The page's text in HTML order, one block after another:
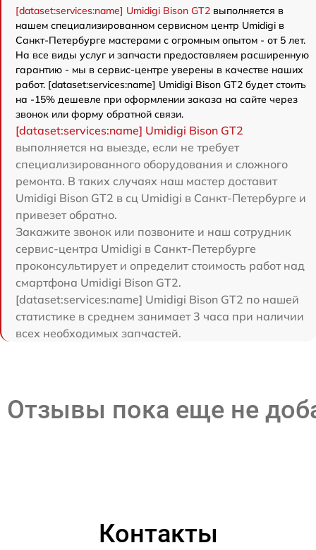
[dataset:services:name] Umidigi Bison GT2 выполняется в
нашем специализированном сервисном центр Umidigi в
Санкт-Петербурге мастерами с огромным опытом - от 5 лет.
На все виды услуг и запчасти предоставляем расширенную
гарантию - мы в сервис-центре уверены в качестве наших
работ. [dataset:services:name] Umidigi Bison GT2 будет стоить
на -15% дешевле при оформлении заказа на сайте через
звонок или форму обратной связи.
[dataset:services:name] Umidigi Bison GT2
выполняется на выезде, если не требует
специализированного оборудования и сложного
ремонта. В таких случаях наш мастер доставит
Umidigi Bison GT2 в сц Umidigi в Санкт-Петербурге и
привезет обратно.
Закажите звонок или позвоните и наш сотрудник
сервис-центра Umidigi в Санкт-Петербурге
проконсультирует и определит стоимость работ над
смартфона Umidigi Bison GT2.
[dataset:services:name] Umidigi Bison GT2 по нашей
статистике в среднем занимает 3 часа при наличии
всех необходимых запчастей.
Отзывы пока еще не
Контакты